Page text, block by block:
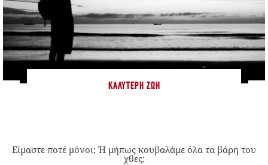
ΚΑΛΎΤΕΡΗ ΖΩΉ
Είμαστε ποτέ μόνοι; Ή μήπως κουβαλάμε όλα τα βάρη του
χθες;